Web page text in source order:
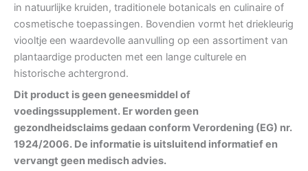
in natuurlijke kruiden, traditionele botanicals en culinaire of
cosmetische toepassingen. Bovendien vormt het driekleurig
viooltje een waardevolle aanvulling op een assortiment van
plantaardige producten met een lange culturele en
historische achtergrond.
Dit product is geen geneesmiddel of
voedingssupplement. Er worden geen
gezondheidsclaims gedaan conform Verordening (EG) nr.
1924/2006. De informatie is uitsluitend informatief en
vervangt geen medisch advies.